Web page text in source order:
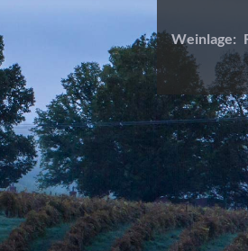
Weinlage: